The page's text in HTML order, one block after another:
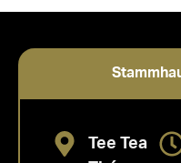
Tee Tea